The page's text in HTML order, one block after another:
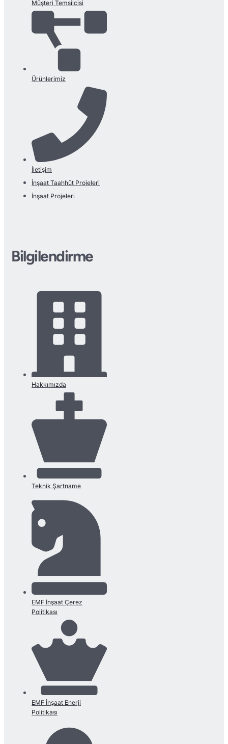
Müşteri Temsilcisi
Ürünlerimiz
İletişim
İnşaat Taahhüt Projeleri
İnşaat Projeleri
Bilgilendirme
Hakkımızda
Teknik Şartname
EMF İnşaat Çerez
Politikası
EMF İnşaat Enerji
Politikası